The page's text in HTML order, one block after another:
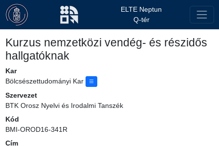
ELTE Neptun
Q-tér
Kurzus nemzetközi vendég- és részidős
hallgatóknak
Kar
Bölcsészettudományi Kar
Szervezet
BTK Orosz Nyelvi és Irodalmi Tanszék
Kód
BMI-OROD16-341R
Cím